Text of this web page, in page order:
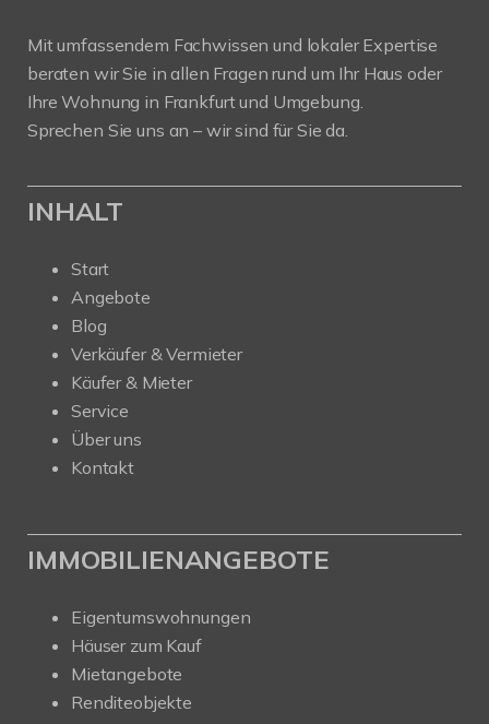
Mit umfassendem Fachwissen und lokaler Expertise
beraten wir Sie in allen Fragen rund um Ihr Haus oder
Ihre Wohnung in Frankfurt und Umgebung.
Sprechen Sie uns an – wir sind für Sie da.
INHALT
Start
Angebote
Blog
Verkäufer & Vermieter
Käufer & Mieter
Service
Über uns
Kontakt
IMMOBILIENANGEBOTE
Eigentumswohnungen
Häuser zum Kauf
Mietangebote
Renditeobjekte